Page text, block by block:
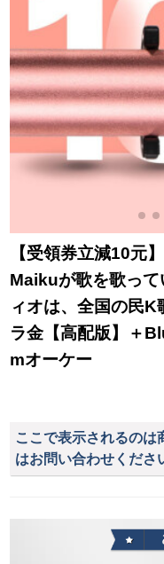
【受領券立減10元
Maikuが歌を歌っ
ィオは、全国の民
ラ金【高配版】＋
mオーケー
ここで表示されるのは
はお問い合わせくださ